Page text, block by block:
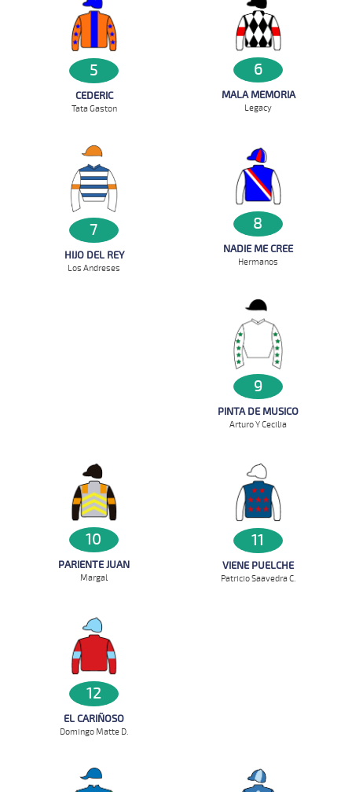
5
CEDERIC
Tata Gaston
6
MALA MEMORIA
Legacy
7
HIJO DEL REY
Los Andreses
8
NADIE ME CREE
Hermanos
9
PINTA DE MUSICO
Arturo Y Cecilia
10
PARIENTE JUAN
Margal
11
VIENE PUELCHE
Patricio Saavedra C.
12
EL CARIÑOSO
Domingo Matte D.